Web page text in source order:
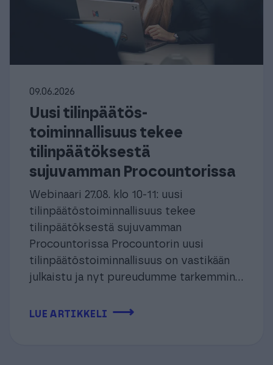
09.06.2026
Uusi tilinpäätös­
toiminnallisuus tekee
tilinpäätöksestä
sujuvamman Procountorissa
Webinaari 27.08. klo 10-11: uusi
tilinpäätös­toiminnallisuus tekee
tilinpäätöksestä sujuvamman
Procountorissa Procountorin uusi
tilinpäätöstoiminnallisuus on vastikään
julkaistu ja nyt pureudumme tarkemmin...
LUE ARTIKKELI ⟶